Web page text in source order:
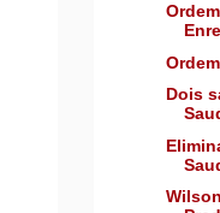
Dois